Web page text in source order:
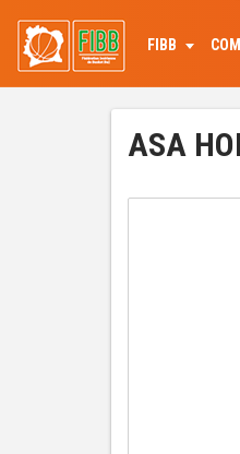
contenu
principal
FIBB
ASA